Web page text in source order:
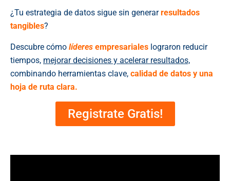
¿Tu estrategia de datos sigue sin generarresultados
tangibles?
Descubre cómo líderes empresariales lograron reducir
tiempos, mejorar decisiones y acelerar resultados,
combinando herramientas clave, calidad de datos y una
hoja de ruta clara.
Registrate Gratis!